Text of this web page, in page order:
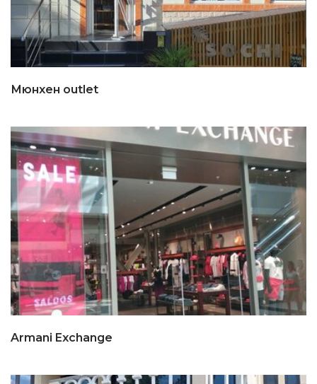
Мюнхен outlet
Armani Exchange